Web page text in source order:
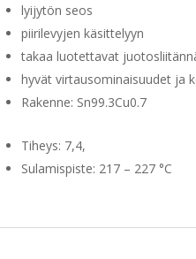
lyijytön seos
piirilevyjen käsittelyyn
takaa luotettavat
hyvät virtausominaisuudet ja
Rakenne: Sn99.3Cu0.7
Tiheys: 7,4,
Sulamispiste: 217 – 227 °C